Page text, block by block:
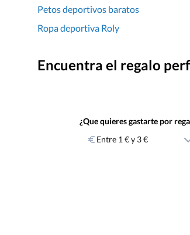
Petos deportivos baratos
Ropa deportiva Roly
Encuentra el regalo
¿Que quieres gastarte por
Entre 1 € y 3 €